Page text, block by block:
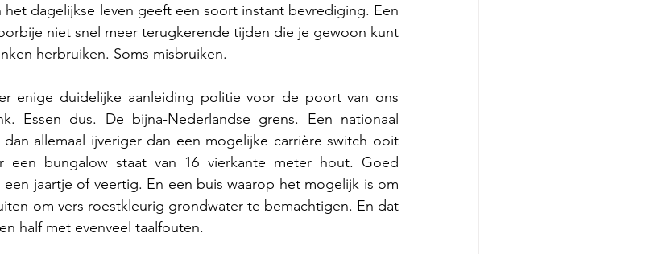
dagelijkse leven geeft een soort instant bevrediging. Een
niet snel meer terugkerende tijden die je gewoon kunt
herbruiken. Soms misbruiken.
enige duidelijke aanleiding politie voor de poort van ons
Essen dus. De bijna-Nederlandse grens. Een nationaal
allemaal ijveriger dan een mogelijke carrière switch ooit
bungalow staat van 16 vierkante meter hout. Goed
jaartje of veertig. En een buis waarop het mogelijk is om
om vers roestkleurig grondwater te bemachtigen. En dat
half met evenveel taalfouten.